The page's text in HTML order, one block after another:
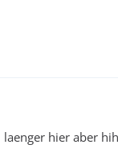
hier aber